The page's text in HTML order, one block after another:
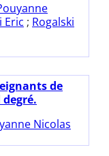
Eric ; Rogalski
de
Nicolas